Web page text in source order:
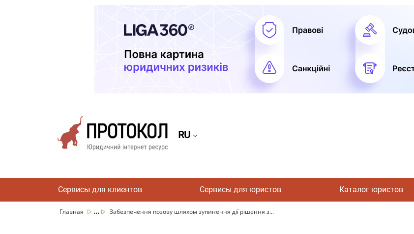
RU
Сервисы для клиентов Сервисы для юристов Каталог юристов
Главная ... Забезпечення позову шляхом зупинення дії рішення з...